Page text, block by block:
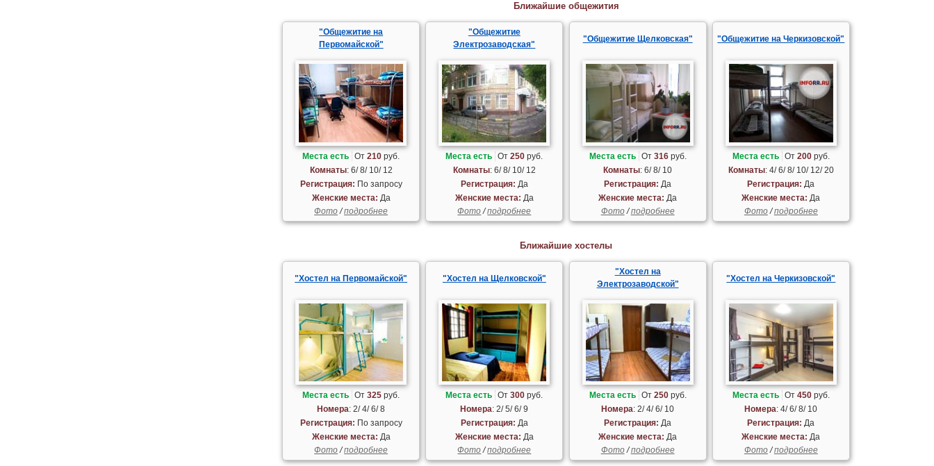
Ближайшие общежития
"Общежитие на
Первомайской"
Места есть От210 руб.
Комнаты: 6/ 8/ 10/ 12
Регистрация: По запросу
Женские места: Да
Фото /подробнее
"Общежитие
Электрозаводская"
Места есть От250 руб.
Комнаты: 6/ 8/ 10/ 12
Регистрация: Да
Женские места: Да
Фото /подробнее
"Общежитие Щелковская"
Места есть От 316руб.
Комнаты: 6/ 8/ 10
Регистрация: Да
Женские места: Да
Фото/подробнее
"Общежитие на Черкизовской"
Места есть От 200руб.
Комнаты: 4/ 6/ 8/ 10/ 12/ 20
Регистрация: Да
Женские места: Да
Фото/подробнее
Ближайшие хостелы
"Хостел на Первомайской"
Места есть От325 руб.
Номера: 2/ 4/ 6/ 8
Регистрация: По запросу
Женские места: Да
Фото/подробнее
"Хостел на Щелковской"
Места есть От300 руб.
Номера: 2/ 5/ 6/ 9
Регистрация: Да
Женские места: Да
Фото/подробнее
"Хостел на
Электрозаводской"
Места есть От 250руб.
Номера: 2/ 4/ 6/ 10
Регистрация: Да
Женские места: Да
Фото/подробнее
"Хостел на Черкизовской"
Места есть От 450руб.
Номера: 4/ 6/ 8/ 10
Регистрация: Да
Женские места: Да
Фото/подробнее